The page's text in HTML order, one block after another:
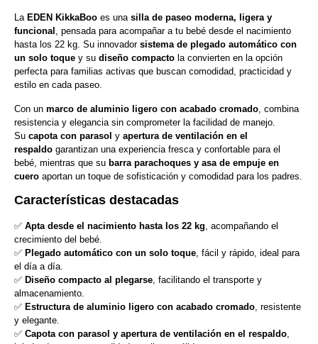
La EDEN KikkaBoo es una silla de paseo moderna, ligera y
funcional , pensada para acompañar a tu bebé desde el nacimiento
hasta los 22 kg. Su innovador sistema de plegado automático con
un solo toque y su diseño compacto la convierten en la opción
perfecta para familias activas que buscan comodidad, practicidad y
estilo en cada paseo.
Con un marco de aluminio ligero con acabado cromado , combina
resistencia y elegancia sin comprometer la facilidad de manejo.
Su capota con parasol y apertura de ventilación en el
respaldo garantizan una experiencia fresca y confortable para el
bebé, mientras que su barra parachoques y asa de empuje en
cuero aportan un toque de sofisticación y comodidad para los padres.
Características destacadas
✅ Apta desde el nacimiento hasta los 22 kg , acompañando el
crecimiento del bebé.
✅ Plegado automático con un solo toque , fácil y rápido, ideal para
el día a día.
✅ Diseño compacto al plegarse , facilitando el transporte y
almacenamiento.
✅ Estructura de aluminio ligero con acabado cromado , resistente
y elegante.
✅ Capota con parasol y apertura de ventilación en el respaldo